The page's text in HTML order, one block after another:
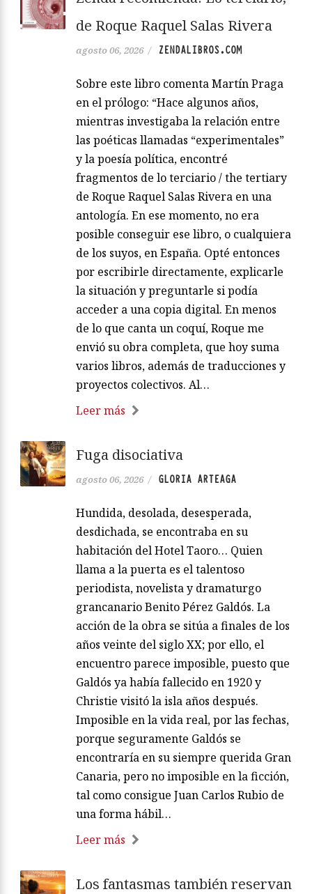
de Roque Raquel Salas Rivera
agosto 06, 2026 / ZENDALIBROS.COM
Sobre este libro comenta Martín Praga
en el prólogo: “Hace algunos años,
mientras investigaba la relación entre
las poéticas llamadas “experimentales”
y la poesía política, encontré
fragmentos de lo terciario / the tertiary
de Roque Raquel Salas Rivera en una
antología. En ese momento, no era
posible conseguir ese libro, o cualquiera
de los suyos, en España. Opté entonces
por escribirle directamente, explicarle
la situación y preguntarle si podía
acceder a una copia digital. En menos
de lo que canta un coquí, Roque me
envió su obra completa, que hoy suma
varios libros, además de traducciones y
proyectos colectivos. Al…
Leer más
Fuga disociativa
agosto 06, 2026 / GLORIA ARTEAGA
Hundida, desolada, desesperada,
desdichada, se encontraba en su
habitación del Hotel Taoro… Quien
llama a la puerta es el talentoso
periodista, novelista y dramaturgo
grancanario Benito Pérez Galdós. La
acción de la obra se sitúa a finales de los
años veinte del siglo XX; por ello, el
encuentro parece imposible, puesto que
Galdós ya había fallecido en 1920 y
Christie visitó la isla años después.
Imposible en la vida real, por las fechas,
porque seguramente Galdós se
encontraría en su siempre querida Gran
Canaria, pero no imposible en la ficción,
tal como consigue Juan Carlos Rubio de
una forma hábil…
Leer más
Los fantasmas también reservan